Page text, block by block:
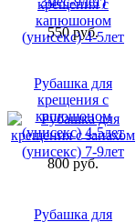
550 руб.
Рубашка для
крещения с
капюшоном
(унисекс) 4-5лет
800 руб.
Рубашка для